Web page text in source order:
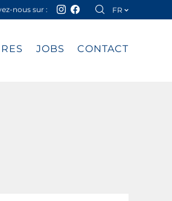
nous sur : FR
JOBS CONTACT